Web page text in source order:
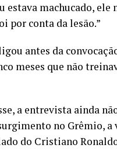
estava machucado,
por conta da lesão.”
antes da
meses que não
a entrevista ainda
no Grêmio, a
do Cristiano